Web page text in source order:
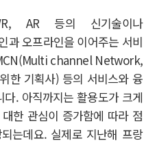
AR 등의 신기술이나
오프라인을 이어주는 서비
channel Network,
한 기획사) 등의 서비스와 융
. 아직까지는 활용도가 크게
한 관심이 증가함에 따라 점
는데요. 실제로 지난해 프랑